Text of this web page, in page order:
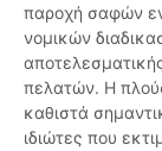
παροχή σαφών
νομικών
πελατών. Η
καθιστά
ιδιώτες που